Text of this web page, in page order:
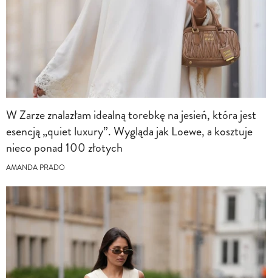
W Zarze znalazłam idealną torebkę na jesień, która jest
esencją „quiet luxury”. Wygląda jak Loewe, a kosztuje
nieco ponad 100 złotych
AMANDA PRADO